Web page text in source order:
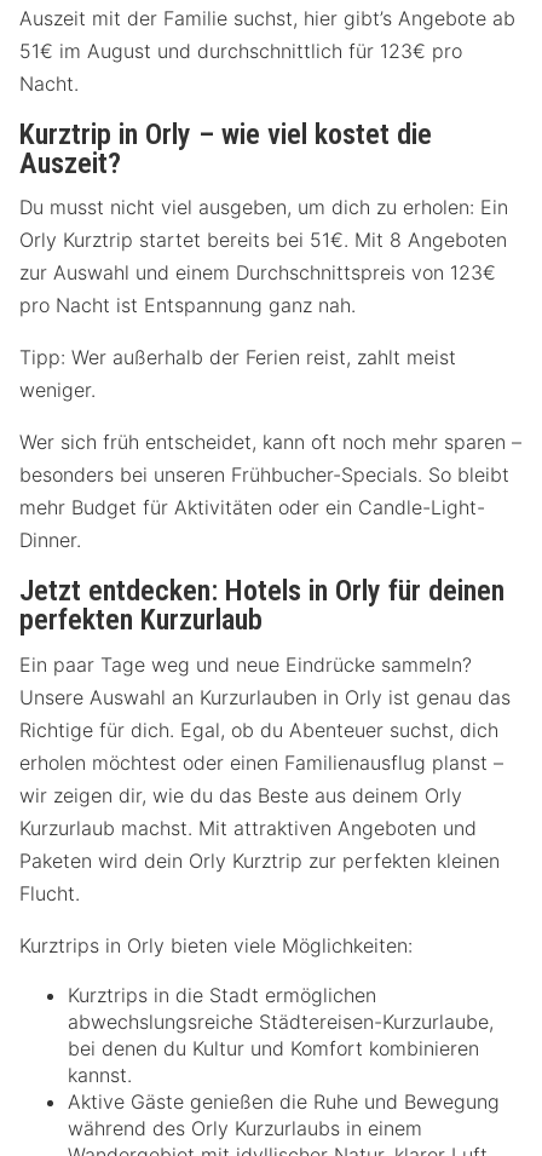
Auszeit mit der Familie suchst, hier gibt’s Angebote ab
51€ im August und durchschnittlich für 123€ pro
Nacht.
Kurztrip in Orly – wie viel kostet die
Auszeit?
Du musst nicht viel ausgeben, um dich zu erholen: Ein
Orly Kurztrip startet bereits bei 51€. Mit 8 Angeboten
zur Auswahl und einem Durchschnittspreis von 123€
pro Nacht ist Entspannung ganz nah.
Tipp: Wer außerhalb der Ferien reist, zahlt meist
weniger.
Wer sich früh entscheidet, kann oft noch mehr sparen –
besonders bei unseren Frühbucher-Specials. So bleibt
mehr Budget für Aktivitäten oder ein Candle-Light-
Dinner.
Jetzt entdecken: Hotels in Orly für deinen
perfekten Kurzurlaub
Ein paar Tage weg und neue Eindrücke sammeln?
Unsere Auswahl an Kurzurlauben in Orly ist genau das
Richtige für dich. Egal, ob du Abenteuer suchst, dich
erholen möchtest oder einen Familienausflug planst –
wir zeigen dir, wie du das Beste aus deinem Orly
Kurzurlaub machst. Mit attraktiven Angeboten und
Paketen wird dein Orly Kurztrip zur perfekten kleinen
Flucht.
Kurztrips in Orly bieten viele Möglichkeiten:
Kurztrips in die Stadt ermöglichen
abwechslungsreiche Städtereisen-Kurzurlaube,
bei denen du Kultur und Komfort kombinieren
kannst.
Aktive Gäste genießen die Ruhe und Bewegung
während des Orly Kurzurlaubs in einem